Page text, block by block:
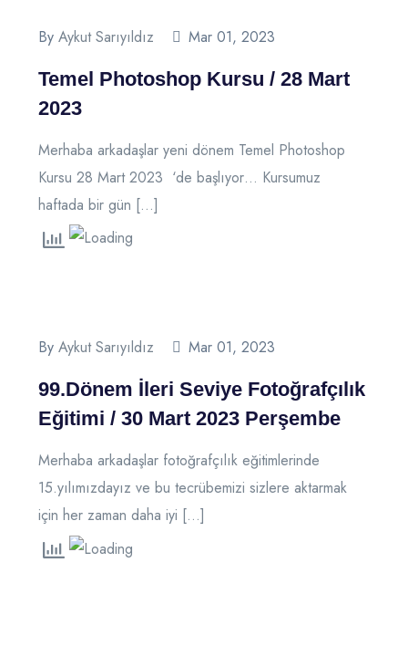
By Aykut Sarıyıldız Mar 01, 2023
Temel Photoshop Kursu / 28 Mart
2023
Merhaba arkadaşlar yeni dönem Temel Photoshop
Kursu 28 Mart 2023 ‘de başlıyor… Kursumuz
haftada bir gün […]
By Aykut Sarıyıldız Mar 01, 2023
99.Dönem İleri Seviye Fotoğrafçılık
Eğitimi / 30 Mart 2023 Perşembe
Merhaba arkadaşlar fotoğrafçılık eğitimlerinde
15.yılımızdayız ve bu tecrübemizi sizlere aktarmak
için her zaman daha iyi […]